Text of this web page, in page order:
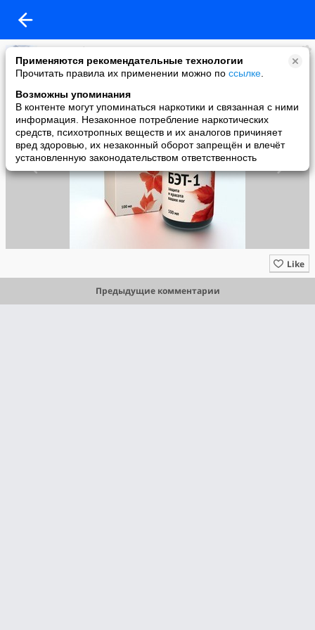
Применяются рекомендательные технологии
Прочитать правила их применении можно по ссылке
Возможны упоминания
В контенте могут упоминаться наркотики и связанная с ними
информация. Незаконное потребление наркотических
средств, психотропных веществ и их аналогов причиняет
вред здоровью, их незаконный оборот запрещён и влечёт
установленную законодательством ответственность
Красота без жертв
added a photo
30 Jun в 11:02
Like
Предыдущие комментарии